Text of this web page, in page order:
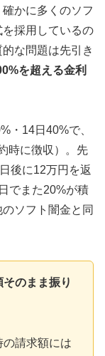
かに多くのソフ
を採用しているの
な問題は先引き
を超える金利
・14日40%で、
時に徴収）。先
後に12万円を返
でまた20%が積
ソフト闇金と同
そのまま振り
の請求額には